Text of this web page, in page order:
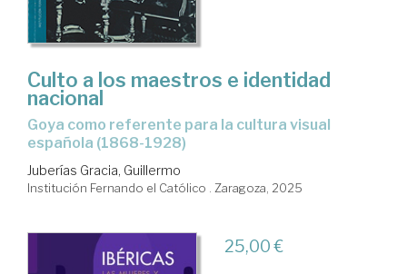
Culto a los maestros e identidad
nacional
Goya como referente para la cultura visual
española (1868-1928)
Juberías Gracia, Guillermo
Institución Fernando el Católico . Zaragoza, 2025
25,00 €